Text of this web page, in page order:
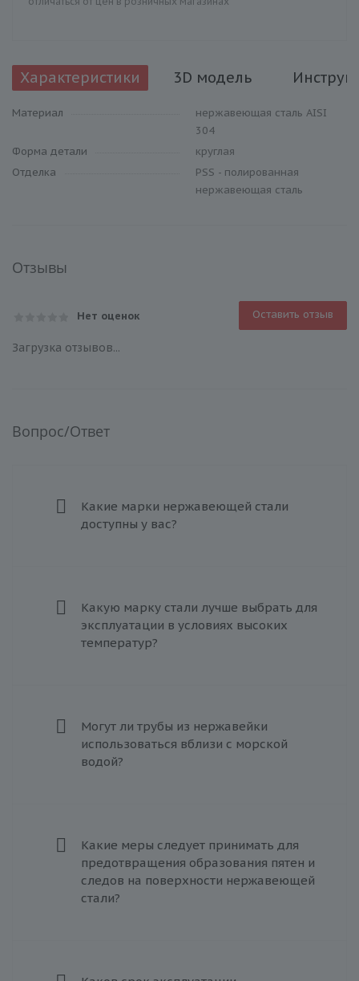
Характеристики 3D модель
Материал
нержавеющая сталь AISI
304
Форма детали
круглая
Отделка
PSS - полированная
нержавеющая сталь
Отзывы
Нет оценок Оставить отзыв
Загрузка отзывов...
Вопрос/Ответ
Какие марки нержавеющей стали
доступны у вас?
Какую марку стали лучше выбрать для
эксплуатации в условиях высоких
температур?
Могут ли трубы из нержавейки
использоваться вблизи с морской
водой?
Какие меры следует принимать для
предотвращения образования пятен и
следов на поверхности нержавеющей
стали?